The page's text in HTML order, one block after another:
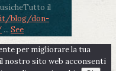
Tutto il
blog/don-
... See
per migliorare la tua
nostro sito web acconsenti